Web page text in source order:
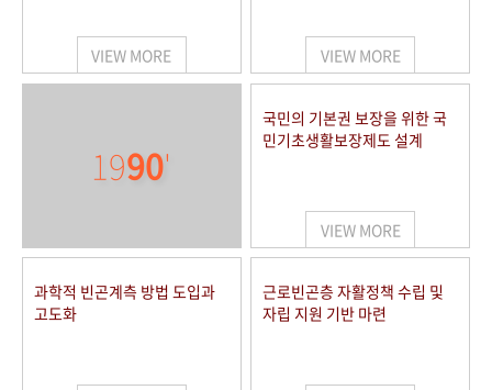
VIEW MORE VIEW MORE
1990'
국민의 기본권 보장을 위한 국
민기초생활보장제도 설계
VIEW MORE
과학적 빈곤계측 방법 도입과
고도화
근로빈곤층 자활정책 수립 및
자립 지원 기반 마련